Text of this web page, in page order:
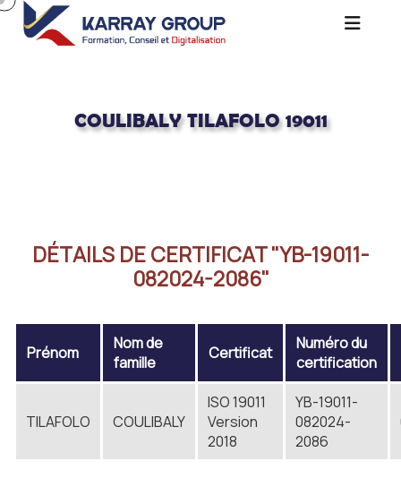
COULIBALY TILAFOLO 19011
DÉTAILS DE CERTIFICAT "YB-19011-
082024-2086"
Prénom
Nom de
famille
Certificat
Numéro du
certification
TILAFOLO COULIBALY
ISO 19011
Version
2018
YB-19011-
082024-
2086